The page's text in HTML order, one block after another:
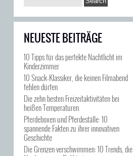
NEUESTE BEITRÄGE
10 Tipps für das perfekte Nachtlicht im
Kinderzimmer
10 Snack-Klassiker, die keinen Filmabend
fehlen dürfen
Die zehn besten Freizeitaktivitäten bei
heißen Temperaturen
Pferdeboxen und Pferdeställe: 10
spannende Fakten zu ihrer innovativen
Geschichte
Die Grenzen verschwimmen: 10 Trends, die